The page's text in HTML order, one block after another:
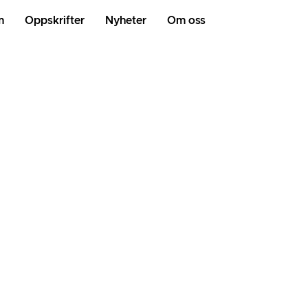
Oppskrifter Nyheter Om oss